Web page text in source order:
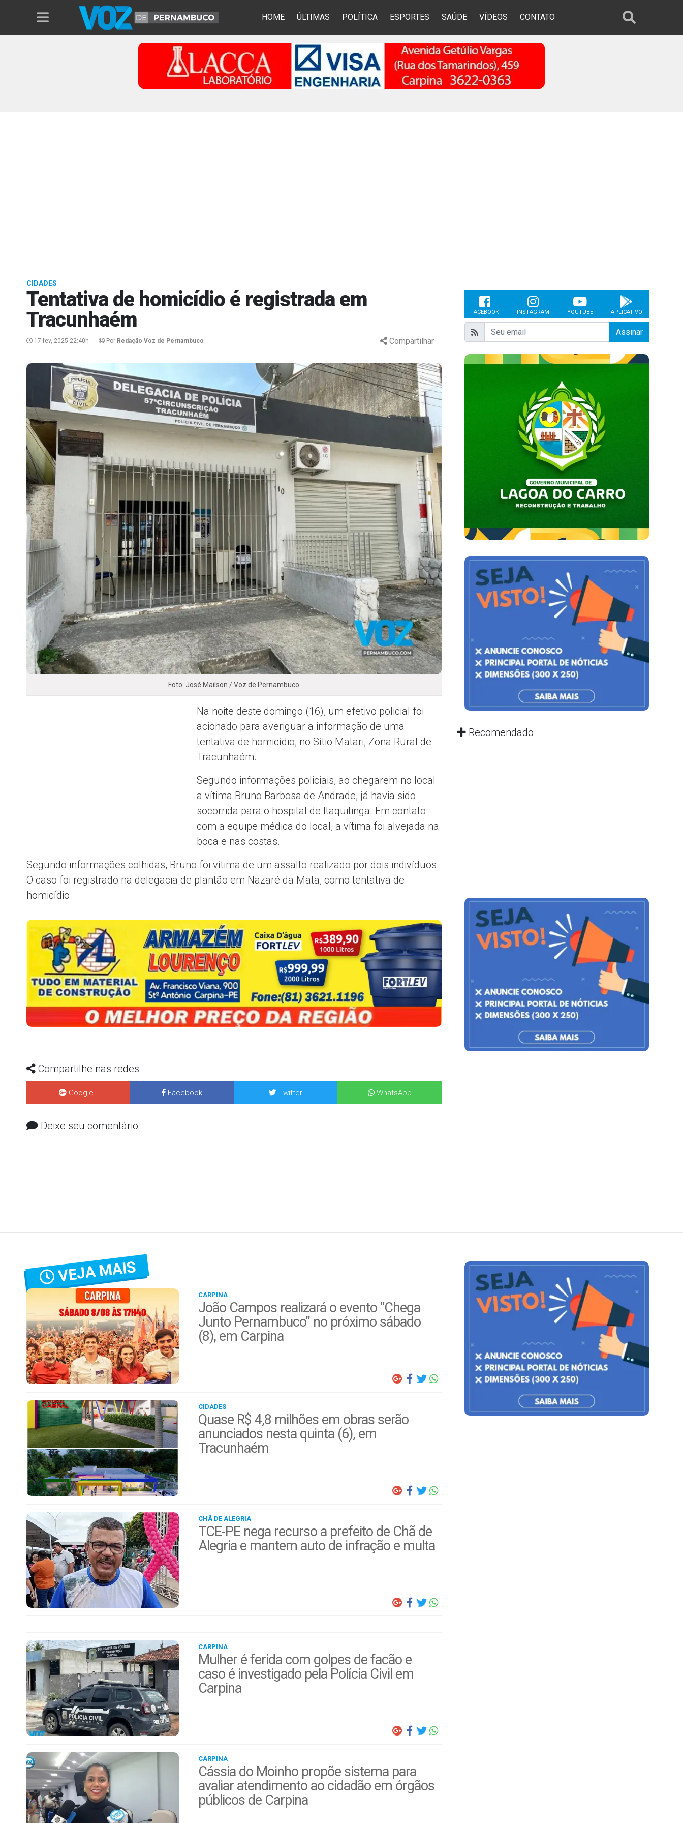
HOME ÚLTIMAS POLÍTICA ESPORTES SAÚDE VÍDEOS CONTATO
CIDADES
Tentativa de homicídio é registrada em
Tracunhaém
17 fev, 2025 22:40h Por Redação Voz de Pernambuco Compartilhar
Foto: José Mailson / Voz de Pernambuco
Na noite deste domingo (16), um efetivo policial foi
acionado para averiguar a informação de uma
tentativa de homicídio, no Sítio Matari, Zona Rural de
Tracunhaém.
Segundo informações policiais, ao chegarem no local
a vítima Bruno Barbosa de Andrade, já havia sido
socorrida para o hospital de Itaquitinga. Em contato
com a equipe médica do local, a vítima foi alvejada na
boca e nas costas.
Segundo informações colhidas, Bruno foi vítima de um assalto realizado por dois indivíduos.
O caso foi registrado na delegacia de plantão em Nazaré da Mata, como tentativa de
homicídio.
Compartilhe nas redes
Google+ Facebook Twitter WhatsApp
Deixe seu comentário
FACEBOOK INSTAGRAM YOUTUBE APLICATIVO
Assinar
Recomendado
VEJA MAIS
CARPINA
João Campos realizará o evento “Chega
Junto Pernambuco” no próximo sábado
(8), em Carpina
CIDADES
Quase R$ 4,8 milhões em obras serão
anunciados nesta quinta (6), em
Tracunhaém
CHÃ DE ALEGRIA
TCE-PE nega recurso a prefeito de Chã de
Alegria e mantem auto de infração e multa
CARPINA
Mulher é ferida com golpes de facão e
caso é investigado pela Polícia Civil em
Carpina
CARPINA
Cássia do Moinho propõe sistema para
avaliar atendimento ao cidadão em órgãos
públicos de Carpina